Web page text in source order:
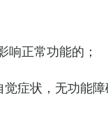
响正常功能的；
症状，无功能